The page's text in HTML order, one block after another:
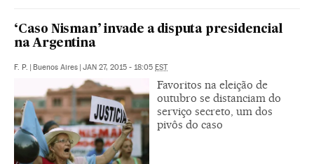
‘Caso Nisman’ invade a disputa presidencial
na Argentina
F. P. | Buenos Aires | JAN 27, 2015 - 18:05 EST
Favoritos na eleição de
outubro se distanciam do
serviço secreto, um dos
pivôs do caso